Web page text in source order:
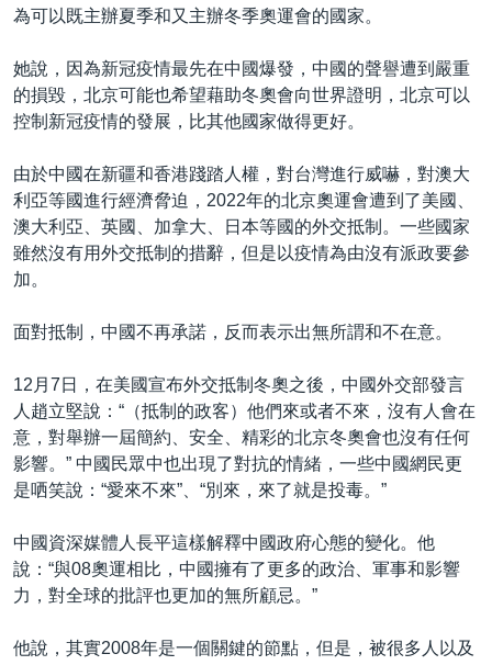
為可以既主辦夏季和又主辦冬季奧運會的國家。
她說，因為新冠疫情最先在中國爆發，中國的聲譽遭到嚴重
的損毀，北京可能也希望藉助冬奧會向世界證明，北京可以
控制新冠疫情的發展，比其他國家做得更好。
由於中國在新疆和香港踐踏人權，對台灣進行威嚇，對澳大
利亞等國進行經濟脅迫，2022年的北京奧運會遭到了美國、
澳大利亞、英國、加拿大、日本等國的外交抵制。一些國家
雖然沒有用外交抵制的措辭，但是以疫情為由沒有派政要參
加。
面對抵制，中國不再承諾，反而表示出無所謂和不在意。
12月7日，在美國宣布外交抵制冬奧之後，中國外交部發言
人趙立堅說：“（抵制的政客）他們來或者不來，沒有人會在
意，對舉辦一屆簡約、安全、精彩的北京冬奧會也沒有任何
影響。” 中國民眾中也出現了對抗的情緒，一些中國網民更
是哂笑說：“愛來不來”、“別來，來了就是投毒。”
中國資深媒體人長平這樣解釋中國政府心態的變化。他
說：“與08奧運相比，中國擁有了更多的政治、軍事和影響
力，對全球的批評也更加的無所顧忌。”
他說，其實2008年是一個關鍵的節點，但是，被很多人以及